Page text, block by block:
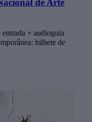
de Arte
+ audioguia
bilhete de